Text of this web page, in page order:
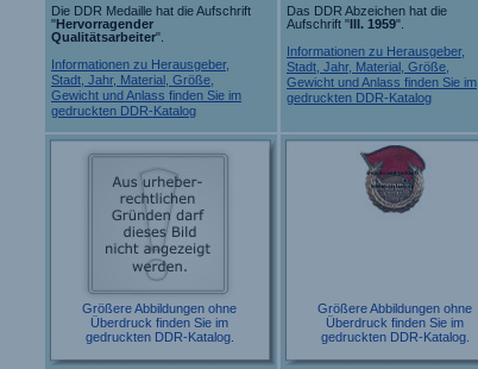
Die DDR Medaille hat die Aufschrift
"Hervorragender
Qualitätsarbeiter".
Informationen zu Herausgeber,
Stadt, Jahr, Material, Größe,
Gewicht und Anlass finden Sie im
gedruckten DDR-Katalog
Das DDR Abzeichen hat die
Aufschrift "III. 1959".
Informationen zu Herausgeber,
Stadt, Jahr, Material, Größe,
Gewicht und Anlass finden Sie im
gedruckten DDR-Katalog
Größere Abbildungen ohne
Überdruck finden Sie im
gedruckten DDR-Katalog.
Größere Abbildungen ohne
Überdruck finden Sie im
gedruckten DDR-Katalog.